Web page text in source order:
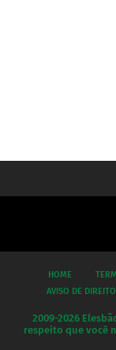
HOME
AVISO DE
2009-2026
respeito que você